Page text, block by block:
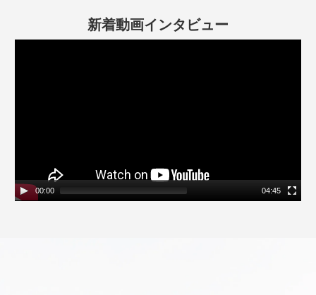
新着動画インタビュー
00:00 04:45